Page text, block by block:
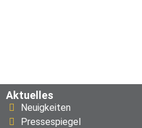
Aktuelles
Neuigkeiten
Pressespiegel